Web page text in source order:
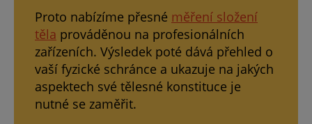
Proto nabízíme přesné měření složení
těla prováděnou na profesionálních
zařízeních. Výsledek poté dává přehled o
vaší fyzické schránce a ukazuje na jakých
aspektech své tělesné konstituce je
nutné se zaměřit.